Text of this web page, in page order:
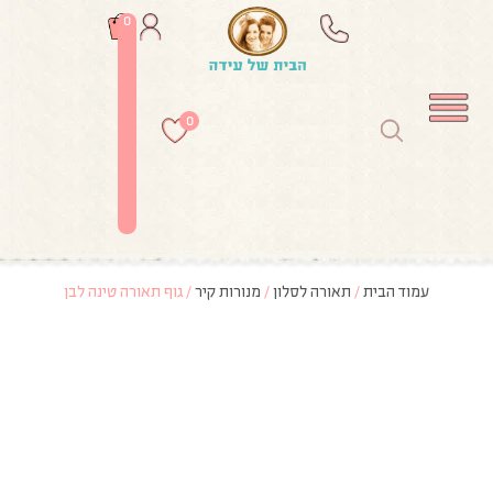
0
0
עמוד הבית/ תאורה לסלון/ מנורות קיר/ גוף תאורה טינה לבן